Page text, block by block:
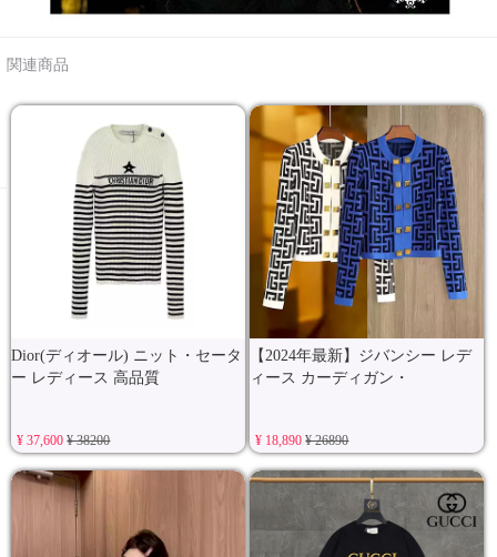
関連商品
Dior(ディオール) ニット・セータ
ー レディース 高品質
¥ 37,600¥ 38200
【2024年最新】ジバンシー レデ
ィース カーディガン・
¥ 18,890¥ 26890